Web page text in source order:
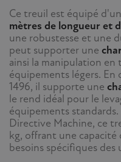
Ce treuil est équipé
mètres de longueur et
une robustesse et une
peut supporter une
ainsi la manipulation
équipements légers.
1496, il supporte une
le rend idéal pour le
équipements
Directive Machine, ce
kg, offrant une capacité
besoins spécifiques des